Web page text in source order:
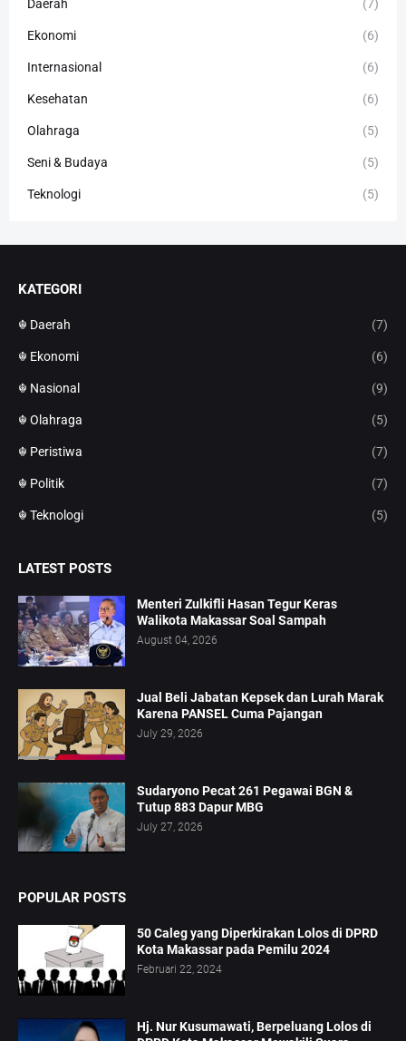
Daerah (7)
Ekonomi (6)
Internasional (6)
Kesehatan (6)
Olahraga (5)
Seni & Budaya (5)
Teknologi (5)
KATEGORI
☬ Daerah (7)
☬ Ekonomi (6)
☬ Nasional (9)
☬ Olahraga (5)
☬ Peristiwa (7)
☬ Politik (7)
☬ Teknologi (5)
LATEST POSTS
Menteri Zulkifli Hasan Tegur Keras
Walikota Makassar Soal Sampah
August 04, 2026
Jual Beli Jabatan Kepsek dan Lurah Marak
Karena PANSEL Cuma Pajangan
July 29, 2026
Sudaryono Pecat 261 Pegawai BGN &
Tutup 883 Dapur MBG
July 27, 2026
POPULAR POSTS
50 Caleg yang Diperkirakan Lolos di DPRD
Kota Makassar pada Pemilu 2024
Februari 22, 2024
Hj. Nur Kusumawati, Berpeluang Lolos di